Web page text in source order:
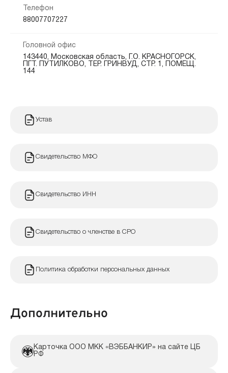
Срок продления:
от 0 до 365 дн.
Телефон
88007707227
Головной офис
143440, Московская область, Г.О. КРАСНОГОРСК,
ПГТ. ПУТИЛКОВО, ТЕР. ГРИНВУД, СТР. 1, ПОМЕЩ.
144
Устав
Свидетельство МФО
Свидетельство ИНН
Свидетельство о членстве в СРО
Политика обработки персональных данных
Дополнительно
Карточка ООО МКК «ВЭББАНКИР» на сайте ЦБ
РФ